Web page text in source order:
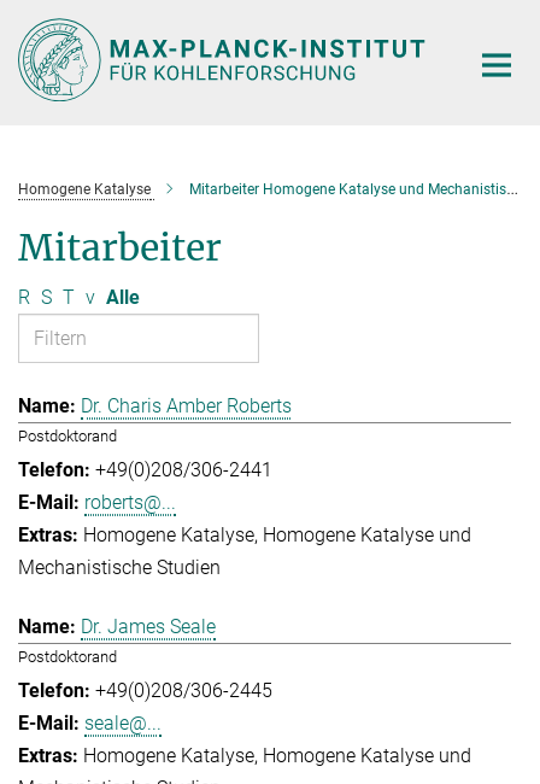
Hauptinhalt
Homogene Katalyse Mitarbeiter Homogene Katalyse und Mechanistische Studien
Mitarbeiter
R S T v Alle
Dr. Charis Amber Roberts
Postdoktorand
+49(0)208/306-2441
roberts@...
Homogene Katalyse Homogene Katalyse und
Mechanistische Studien
Dr. James Seale
Postdoktorand
+49(0)208/306-2445
seale@...
Homogene Katalyse Homogene Katalyse und